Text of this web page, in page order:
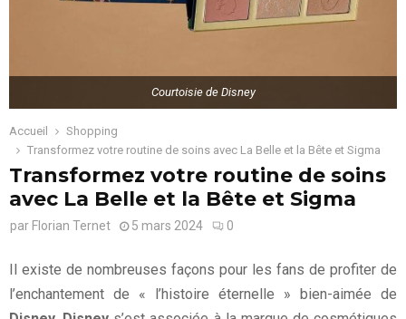
Courtoisie de Disney
Accueil
Shopping
Transformez votre routine de soins avec La Belle et la Bête et Sigma
Transformez votre routine de soins
avec La Belle et la Bête et Sigma
par Florian Ternet 5 mars 2024 0
Il existe de nombreuses façons pour les fans de profiter de
l’enchantement de « l’histoire éternelle » bien-aimée de